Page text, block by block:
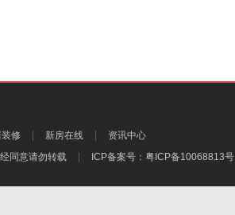
修 新房在线
资讯中心
同意请勿转载 ICP备案号： 粤ICP备10068813号